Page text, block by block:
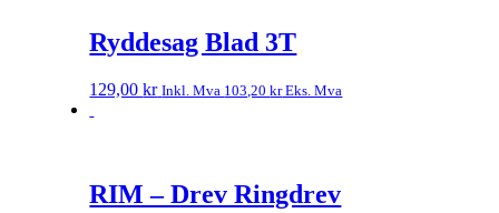
Ryddesag Blad 3T
129,00kr Inkl. Mva 103,20krEks. Mva
RIM – Drev Ringdrev